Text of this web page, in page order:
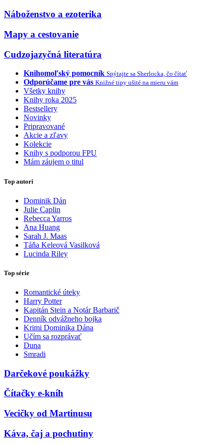
Náboženstvo a ezoterika
Mapy a cestovanie
Cudzojazyčná literatúra
Knihomoľský pomocník Spýtajte sa Sherlocka, čo čítať
Odporúčame pre vás Knižné tipy ušité na mieru vám
Všetky knihy
Knihy roka 2025
Bestsellery
Novinky
Pripravované
Akcie a zľavy
Kolekcie
Knihy s podporou FPU
Mám záujem o titul
Top autori
Dominik Dán
Julie Caplin
Rebecca Yarros
Ana Huang
Sarah J. Maas
Táňa Keleová Vasilková
Lucinda Riley
Top série
Romantické úteky
Harry Potter
Kapitán Stein a Notár Barbarič
Denník odvážneho bojka
Krimi Dominika Dána
Učím sa rozprávať
Duna
Smradi
Darčekové poukážky
Čítačky e-kníh
Vecičky od Martinusu
Káva, čaj a pochutiny